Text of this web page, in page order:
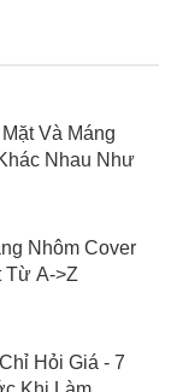
Và Máng
Nhau Như
Nhôm Cover
Từ A->Z
Hỏi Giá - 7